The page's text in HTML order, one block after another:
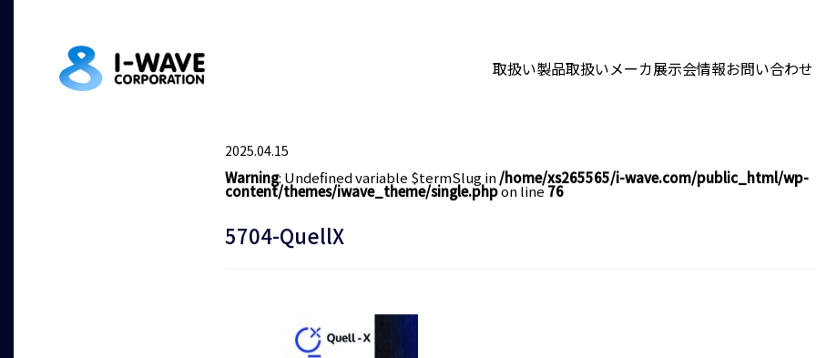
取扱い製品取扱いメーカ展示会情報お問い合わせ
2025.04.15
Warning: Undefined variable $termSlug in/home/xs265565/i-wave.com/public_html/wp-
content/themes/iwave_theme/single.phpon line 76
5704-QuellX